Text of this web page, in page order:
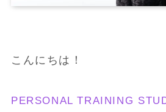
こんにちは！
PERSONAL TRAINING